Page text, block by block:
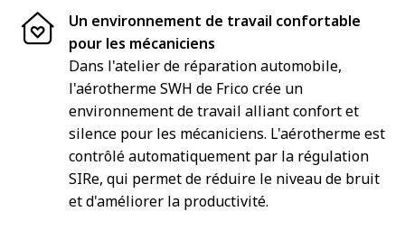
Un environnement de travail confortable
pour les mécaniciens
Dans l'atelier de réparation automobile,
l'aérotherme SWH de Frico crée un
environnement de travail alliant confort et
silence pour les mécaniciens. L'aérotherme est
contrôlé automatiquement par la régulation
SIRe, qui permet de réduire le niveau de bruit
et d'améliorer la productivité.